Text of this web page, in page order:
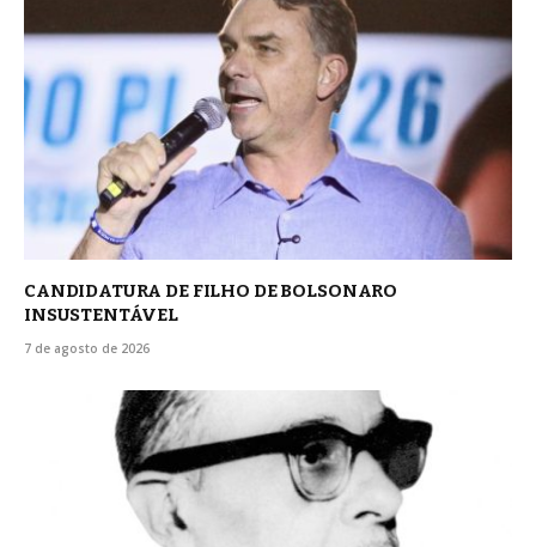
CANDIDATURA DE FILHO DE BOLSONARO
INSUSTENTÁVEL
7 de agosto de 2026